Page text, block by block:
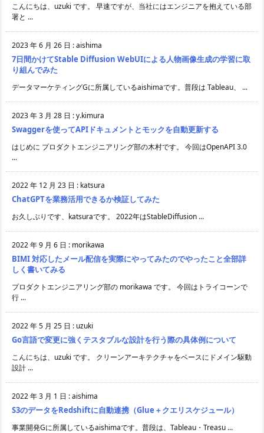
こんにちは、uzuki です。 早速ですが、当社にはエンジニアを抱えている部
署と ...
2023 年 6 月 26 日 :aishima
7日間かけてStable Diffusion WebUIによる人物画像生成の学習に取
り組んでみた
データマーケティングGに所属しているaishimaです。普段は Tableau、 ...
2023 年 3 月 28 日 :y.kimura
Swaggerを使ってAPIドキュメントとモックを自動更新する
はじめに プロダクトエンジニアリング部の木村です。 今回はOpenAPI 3.0
...
2022 年 12 月 23 日 : katsura
ChatGPTを業務活用できるか検証してみた
お久しぶりです、katsuraです。 2022年はStableDiffusion ...
2022 年 9 月 6 日 : morikawa
BIMI 対応したメール配信を実際にやってみたのでやったこと全部詳
しく書いてみる
プロダクトエンジニアリング部の morikawa です。 今回はトライコーンで
行 ...
2022 年 5 月 25 日 : uzuki
Go言語で変更に強くテスタブルな設計を行う際の具体例について
こんにちは、uzuki です。 クリーンアーキテクチャをベースにドメイン駆動
設計 ...
2022 年 3 月 1 日 :aishima
S3のデータをRedshiftに自動連携（Glue＋クエリスケジュール）
事業開発Gに所属しているaishimaです。普段は、Tableau・Treasu ...